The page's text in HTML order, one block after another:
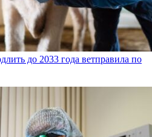
до 2033 года ветправила по